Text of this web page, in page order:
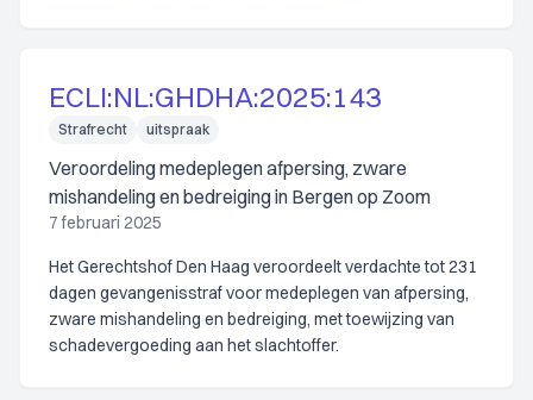
ECLI:NL:GHDHA:2025:143
Strafrecht uitspraak
Veroordeling medeplegen afpersing, zware
mishandeling en bedreiging in Bergen op Zoom
7 februari 2025
Het Gerechtshof Den Haag veroordeelt verdachte tot 231
dagen gevangenisstraf voor medeplegen van afpersing,
zware mishandeling en bedreiging, met toewijzing van
schadevergoeding aan het slachtoffer.